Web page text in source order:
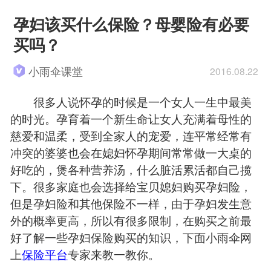
孕妇该买什么保险？母婴险有必要
买吗？
小雨伞课堂 2016.08.22
很多人说怀孕的时候是一个女人一生中最美
的时光。孕育着一个新生命让女人充满着母性的
慈爱和温柔，受到全家人的宠爱，连平常经常有
冲突的婆婆也会在媳妇怀孕期间常常做一大桌的
好吃的，煲各种营养汤，什么脏活累活都自己揽
下。很多家庭也会选择给宝贝媳妇购买孕妇险，
但是孕妇险和其他保险不一样，由于孕妇发生意
外的概率更高，所以有很多限制，在购买之前最
好了解一些孕妇保险购买的知识，下面小雨伞网
上保险平台专家来教一教你。